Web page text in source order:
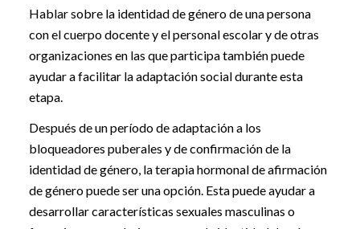
Hablar sobre la identidad de género de una persona
con el cuerpo docente y el personal escolar y de otras
organizaciones en las que participa también puede
ayudar a facilitar la adaptación social durante esta
etapa.
Después de un período de adaptación a los
bloqueadores puberales y de confirmación de la
identidad de género, la terapia hormonal de afirmación
de género puede ser una opción. Esta puede ayudar a
desarrollar características sexuales masculinas o